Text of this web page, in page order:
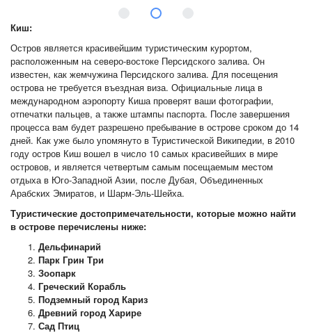
Киш:
Остров является красивейшим туристическим курортом,
расположенным на северо-востоке Персидского залива. Он
известен, как жемчужина Персидского залива. Для посещения
острова не требуется въездная виза. Официальные лица в
международном аэропорту Киша проверят ваши фотографии,
отпечатки пальцев, а также штампы паспорта. После завершения
процесса вам будет разрешено пребывание в острове сроком до 14
дней. Как уже было упомянуто в Туристической Википедии, в 2010
году остров Киш вошел в число 10 самых красивейших в мире
островов, и является четвертым самым посещаемым местом
отдыха в Юго-Западной Азии, после Дубая, Объединенных
Арабских Эмиратов, и Шарм-Эль-Шейха.
Туристические достопримечательности, которые можно найти
в острове перечислены ниже:
Дельфинарий
Парк Грин Три
Зоопарк
Греческий Корабль
Подземный город Кариз
Древний город Харире
Сад Птиц